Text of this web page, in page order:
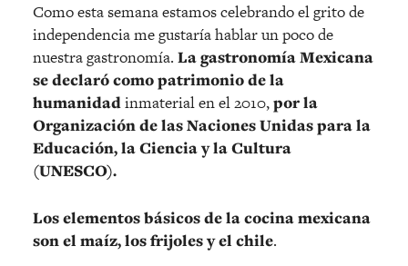
Como esta semana estamos celebrando el grito de
independencia me gustaría hablar un poco de
nuestra gastronomía. La gastronomía Mexicana
se declaró como patrimonio de la
humanidadinmaterial en el 2010,por la
Organización de las Naciones Unidas para la
Educación, la Ciencia y la Cultura
(UNESCO).
Los elementos básicos de la cocina mexicana
son el maíz, los frijoles y el chile.